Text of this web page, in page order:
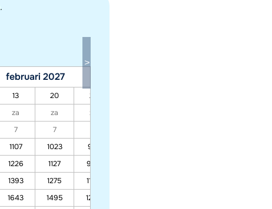
.
februari 2027
13 20 27
za za za
7 7
1107 1023 901
1226 1127 986
1393 1275 1105
1643 1495 1283